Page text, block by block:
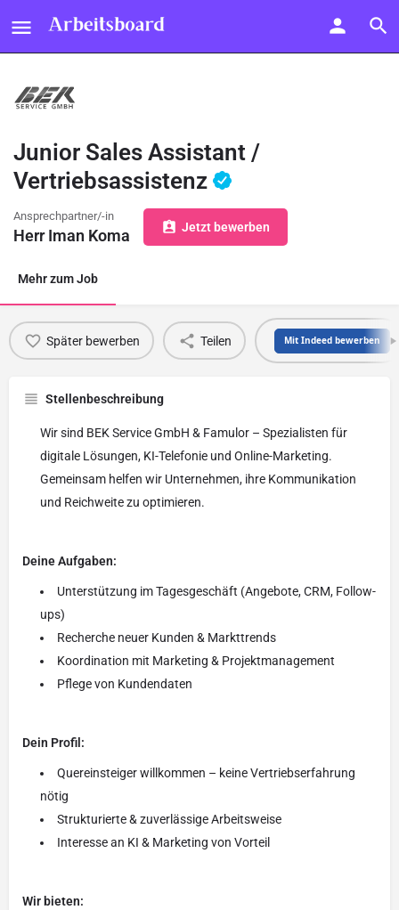
Junior Sales Assistant /
Vertriebsassistenz
Ansprechpartner/-in
Herr Iman Koma Jetzt bewerben
Mehr zum Job
Später bewerben Teilen Mit Indeed bewerben
Stellenbeschreibung
Wir sind BEK Service GmbH & Famulor – Spezialisten für
digitale Lösungen, KI-Telefonie und Online-Marketing.
Gemeinsam helfen wir Unternehmen, ihre Kommunikation
und Reichweite zu optimieren.
Deine Aufgaben:
Unterstützung im Tagesgeschäft (Angebote, CRM, Follow-
ups)
Recherche neuer Kunden & Markttrends
Koordination mit Marketing & Projektmanagement
Pflege von Kundendaten
Dein Profil:
Quereinsteiger willkommen – keine Vertriebserfahrung
nötig
Strukturierte & zuverlässige Arbeitsweise
Interesse an KI & Marketing von Vorteil
Wir bieten: